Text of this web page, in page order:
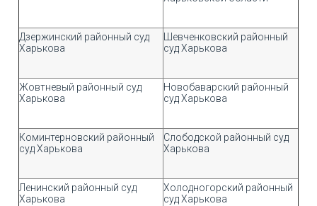
Дзержинский районный суд
Харькова
Шевченковский районный
суд Харькова
Жовтневый районный суд
Харькова
Новобаварский районный
суд Харькова
Коминтерновский районный
суд Харькова
Слободской районный суд
Харькова
Ленинский районный суд
Харькова
Холодногорский районный
суд Харькова